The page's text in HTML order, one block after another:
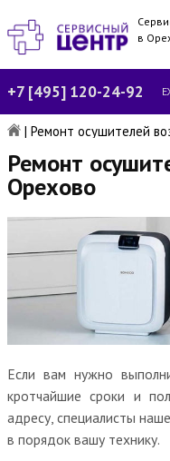
в
+7 [495] 120-24-92
| Ремонт осушителей
Ремонт
Орехово
Если вам нужно
кротчайшие сроки и
адресу, специалисты
в порядок вашу технику.